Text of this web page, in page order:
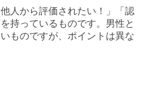
人から評価されたい！」「認
持っているものです。男性と
ものですが、ポイントは異な